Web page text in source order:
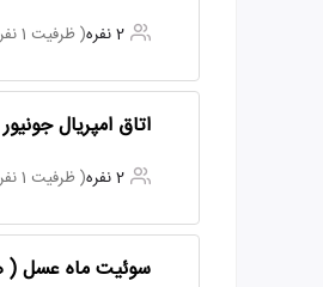
2 نفره ( ظرفیت 1 نفر اضافه دارد )
اتاق امپریال
2 نفره ( ظرفیت 1 نفر اضافه دارد )
سوئیت ماه عسل (